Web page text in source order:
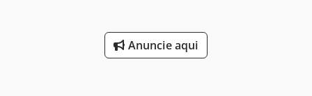
Anuncie aqui